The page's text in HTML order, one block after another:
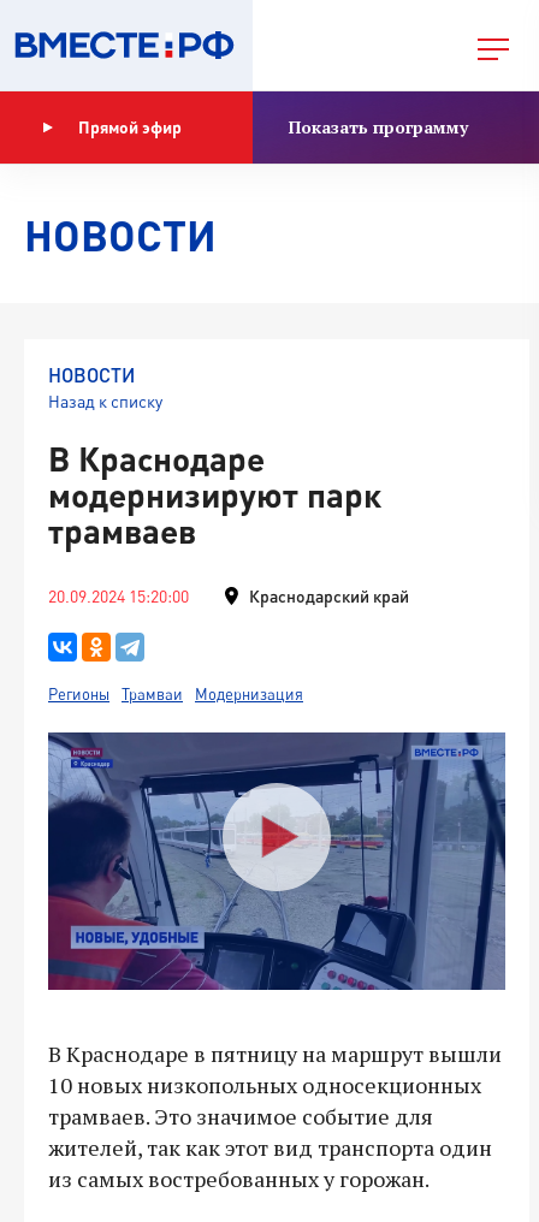
Прямой эфир Показать программу
НОВОСТИ
НОВОСТИ
Назад к списку
В Краснодаре
модернизируют парк
трамваев
20.09.2024 15:20:00 Краснодарский край
Регионы Трамваи Модернизация
В Краснодаре в пятницу на маршрут вышли
10 новых низкопольных односекционных
трамваев. Это значимое событие для
жителей, так как этот вид транспорта один
из самых востребованных у горожан.